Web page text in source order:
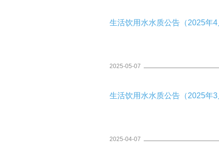
生活饮用水水质公告（2025年
2025-05-07
生活饮用水水质公告（2025年
2025-04-07